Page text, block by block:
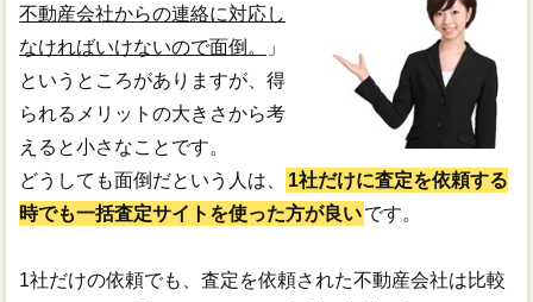
不動産会社からの連絡に対応し
なければいけないので面倒。
」
というところがありますが、得
られるメリットの大きさから考
えると小さなことです。
どうしても面倒だという人は、
1社だけに査定を依頼する
時でも一括査定サイトを使った方が良いです。
1社だけの依頼でも、査定を依頼された不動産会社は比較